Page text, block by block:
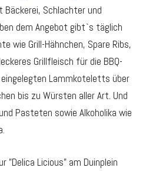
Bäckerei, Schlachter und
dem Angebot gibt`s täglich
wie Grill-Hähnchen, Spare Ribs,
Grillfleisch für die BBQ-
Lammkoteletts über
bis zu Würsten aller Art. Und
Pasteten sowie Alkoholika wie